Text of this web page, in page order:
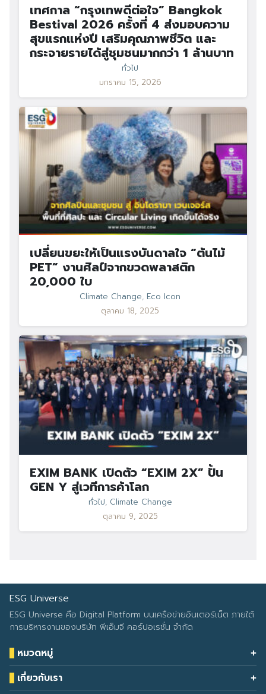
เทศกาล “กรุงเทพดีต่อใจ” Bangkok
Bestival 2026 ครั้งที่ 4 ส่งมอบความ
สุขแรกแห่งปี เสริมคุณภาพชีวิต และ
กระจายรายได้สู่ชุมชนมากกว่า 1 ล้านบาท
ทั่วไป
มกราคม 15, 2026
เปลี่ยนขยะให้เป็นแรงบันดาลใจ “ต้นไม้
PET” งานศิลป์จากขวดพลาสติก
20,000 ใบ
Climate Change, Eco Icon
ตุลาคม 18, 2025
EXIM BANK เปิดตัว “EXIM 2X” ปั้น
GEN Y สู่เวทีการค้าโลก
ทั่วไป, Climate Change
ตุลาคม 9, 2025
ESG Universe
ESG Universe คือ Digital Platform บนเครือข่ายอินเตอร์เน็ต ภายใต้
การบริหารงานของบริษัท พีเอ็มจี คอร์ปอเรชั่น จำกัด
หมวดหมู่
Health & Wellness
Eco Icon
เกี่ยวกับเรา
Our Services